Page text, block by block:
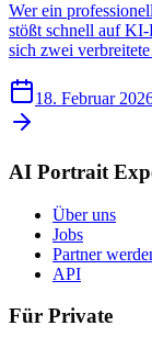
Wer ein
stößt schnell auf KI-
sich zwei
18. Februar
AI Portrait
Über uns
Jobs
Partner
API
Für Private